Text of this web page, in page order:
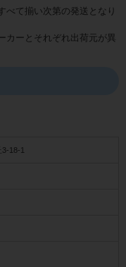
べて揃い次第の発送となり
カーとそれぞれ出荷元が異
18-1